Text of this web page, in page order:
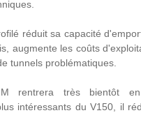
réduit sa capacité
augmente les coûts
tunnels problématiques.
rentrera très bientôt
intéressants du V150, il